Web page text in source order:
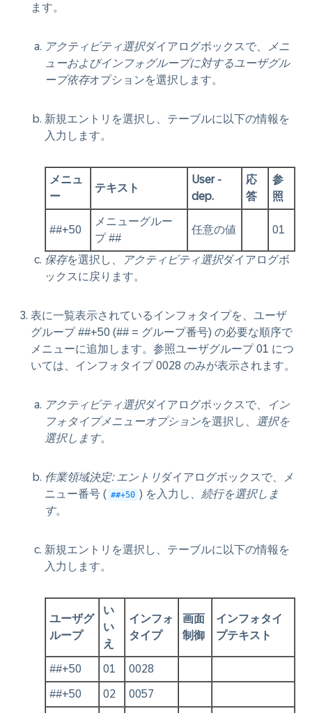
ます。
アクティビティ選択ダイアログボックスで、
メニ
ューおよびインフォグループに対するユーザグル
ープ依存オプションを選択します。
新規エントリを選択し、テーブルに以下の情報を
入力します。
メニュ
ー
テキスト
User -
dep.
応
答
参
照
##+50
メニューグルー
プ ##
任意の値 01
保存を選択し、 アクティビティ選択ダイアログボ
ックスに戻ります。
表に一覧表示されているインフォタイプを、ユーザ
グループ ##+50 (## = グループ番号) の必要な順序で
メニューに追加します。参照ユーザグループ 01 につ
いては、インフォタイプ 0028 のみが表示されます。
アクティビティ選択ダイアログボックスで、
イン
フォタイプメニューオプションを選択し、
選択を
選択します。
作業領域決定: エントリダイアログボックスで、メ
ニュー番号 ( ##+50 ) を入力し、 続行を選択しま
す。
新規エントリを選択し、テーブルに以下の情報を
入力します。
ユーザグ
ループ
い
い
え
インフォ
タイプ
画面
制御
インフォタイ
プテキスト
##+50 01 0028
##+50 02 0057